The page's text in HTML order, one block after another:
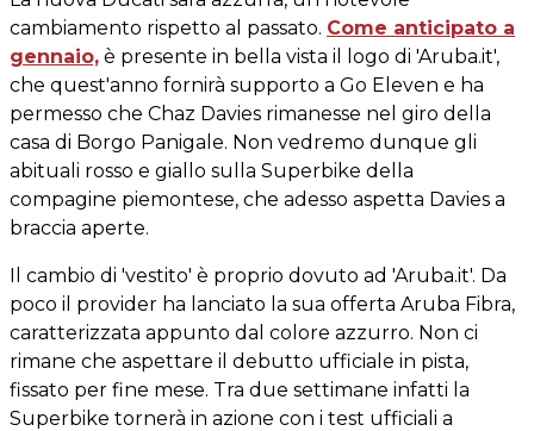
cambiamento rispetto al passato. Come anticipato a
gennaio, è presente in bella vista il logo di 'Aruba.it',
che quest'anno fornirà supporto a Go Eleven e ha
permesso che Chaz Davies rimanesse nel giro della
casa di Borgo Panigale. Non vedremo dunque gli
abituali rosso e giallo sulla Superbike della
compagine piemontese, che adesso aspetta Davies a
braccia aperte.
Il cambio di 'vestito' è proprio dovuto ad 'Aruba.it'. Da
poco il provider ha lanciato la sua offerta Aruba Fibra,
caratterizzata appunto dal colore azzurro. Non ci
rimane che aspettare il debutto ufficiale in pista,
fissato per fine mese. Tra due settimane infatti la
Superbike tornerà in azione con i test ufficiali a